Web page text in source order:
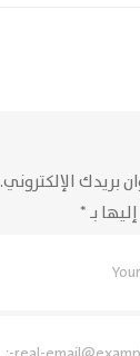
بريدك الإلكتروني.
بـ*